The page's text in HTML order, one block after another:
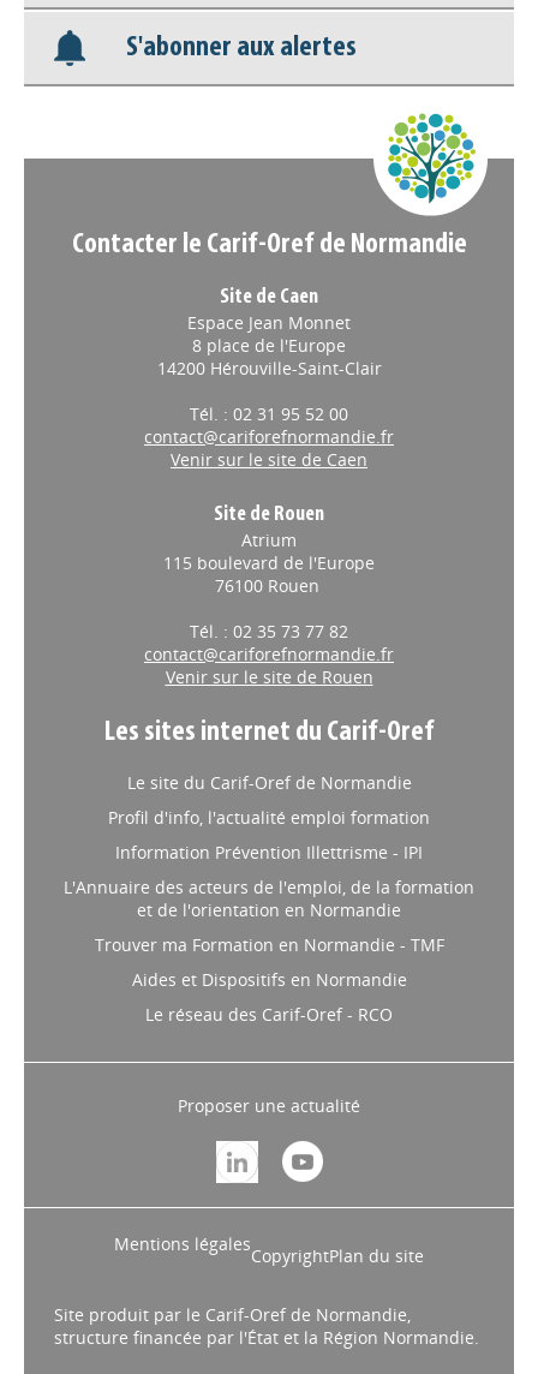
Nos veilles Scoop.it
S'abonner aux alertes
Contacter le Carif-Oref de Normandie
Site de Caen
Espace Jean Monnet
8 place de l'Europe
14200 Hérouville-Saint-Clair
Tél. : 02 31 95 52 00
contact@cariforefnormandie.fr
Venir sur le site de Caen
Site de Rouen
Atrium
115 boulevard de l'Europe
76100 Rouen
Tél. : 02 35 73 77 82
contact@cariforefnormandie.fr
Venir sur le site de Rouen
Les sites internet du Carif-Oref
Le site du Carif-Oref de Normandie
Profil d'info, l'actualité emploi formation
Information Prévention Illettrisme - IPI
L'Annuaire des acteurs de l'emploi, de la formation
et de l'orientation en Normandie
Trouver ma Formation en Normandie - TMF
Aides et Dispositifs en Normandie
Le réseau des Carif-Oref - RCO
Proposer une actualité
Mentions légales
CopyrightPlan du site
Site produit par le Carif-Oref de Normandie,
structure financée par l'État et la Région Normandie.